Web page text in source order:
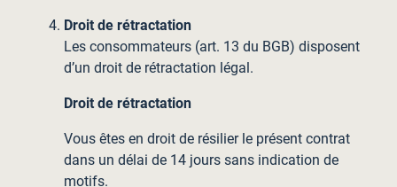
Droit de rétractation
Les consommateurs (art. 13 du BGB) disposent
d’un droit de rétractation légal.
Droit de rétractation
Vous êtes en droit de résilier le présent contrat
dans un délai de 14 jours sans indication de
motifs.